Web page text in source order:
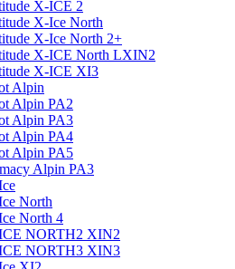
X-ICE 2
X-Ice North
X-Ice North 2+
X-ICE North LXIN2
X-ICE XI3
Alpin
Alpin PA2
Alpin PA3
Alpin PA4
Alpin PA5
Alpin PA3
North
North 4
NORTH2 XIN2
NORTH3 XIN3